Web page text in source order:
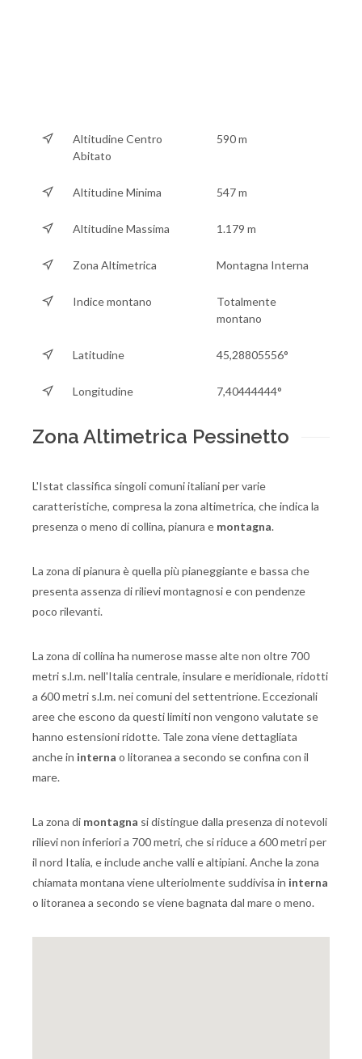
Altitudine Centro
Abitato
590 m
Altitudine Minima 547 m
Altitudine Massima 1.179 m
Zona Altimetrica Montagna Interna
Indice montano
Totalmente
montano
Latitudine 45,28805556°
Longitudine 7,40444444°
Zona Altimetrica Pessinetto
L'Istat classifica singoli comuni italiani per varie
caratteristiche, compresa la zona altimetrica, che indica la
presenza o meno di collina, pianura e montagna.
La zona di pianura è quella più pianeggiante e bassa che
presenta assenza di rilievi montagnosi e con pendenze
poco rilevanti.
La zona di collina ha numerose masse alte non oltre 700
metri s.l.m. nell'Italia centrale, insulare e meridionale, ridotti
a 600 metri s.l.m. nei comuni del settentrione. Eccezionali
aree che escono da questi limiti non vengono valutate se
hanno estensioni ridotte. Tale zona viene dettagliata
anche in interna o litoranea a secondo se confina con il
mare.
La zona di montagna si distingue dalla presenza di notevoli
rilievi non inferiori a 700 metri, che si riduce a 600 metri per
il nord Italia, e include anche valli e altipiani. Anche la zona
chiamata montana viene ulteriolmente suddivisa in interna
o litoranea a secondo se viene bagnata dal mare o meno.